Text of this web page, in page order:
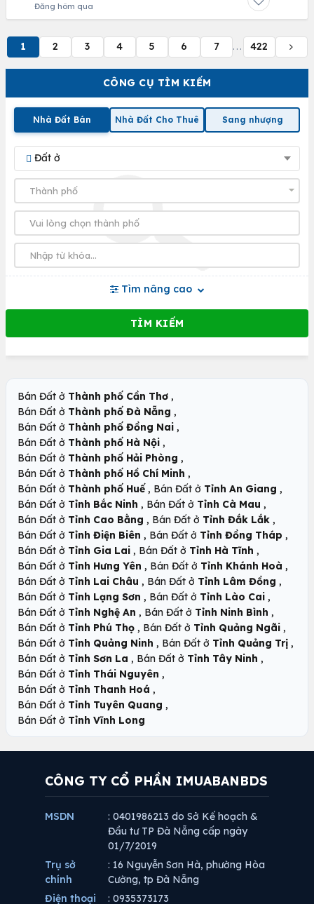
CÔNG CỤ TÌM KIẾM
Nhà Đất Bán Nhà Đất Cho Thuê Sang nhượng
Đất ở
Tìm nâng cao
Đăng hôm qua
1 2 3 4 5 6 7 ... 422
Bán Đất ở Thành phố Cần Thơ ,
Bán Đất ở Thành phố Đà Nẵng ,
Bán Đất ở Thành phố Đồng Nai ,
Bán Đất ở Thành phố Hà Nội ,
Bán Đất ở Thành phố Hải Phòng ,
Bán Đất ở Thành phố Hồ Chí Minh ,
Bán Đất ở Thành phố Huế , Bán Đất ở Tỉnh An Giang ,
Bán Đất ở Tỉnh Bắc Ninh , Bán Đất ở Tỉnh Cà Mau ,
Bán Đất ở Tỉnh Cao Bằng , Bán Đất ở Tỉnh Đắk Lắk ,
Bán Đất ở Tỉnh Điện Biên , Bán Đất ở Tỉnh Đồng Tháp ,
Bán Đất ở Tỉnh Gia Lai , Bán Đất ở Tỉnh Hà Tĩnh ,
Bán Đất ở Tỉnh Hưng Yên , Bán Đất ở Tỉnh Khánh Hoà ,
Bán Đất ở Tỉnh Lai Châu , Bán Đất ở Tỉnh Lâm Đồng ,
Bán Đất ở Tỉnh Lạng Sơn , Bán Đất ở Tỉnh Lào Cai ,
Bán Đất ở Tỉnh Nghệ An , Bán Đất ở Tỉnh Ninh Bình ,
Bán Đất ở Tỉnh Phú Thọ , Bán Đất ở Tỉnh Quảng Ngãi ,
Bán Đất ở Tỉnh Quảng Ninh , Bán Đất ở Tỉnh Quảng Trị ,
Bán Đất ở Tỉnh Sơn La , Bán Đất ở Tỉnh Tây Ninh ,
Bán Đất ở Tỉnh Thái Nguyên ,
Bán Đất ở Tỉnh Thanh Hoá ,
Bán Đất ở Tỉnh Tuyên Quang ,
Bán Đất ở Tỉnh Vĩnh Long
CÔNG TY CỔ PHẦN IMUABANBDS
MSDN
: 0401986213 do Sở Kế hoạch &
Đầu tư TP Đà Nẵng cấp ngày
01/7/2019
Trụ sở
chính
: 16 Nguyễn Sơn Hà, phường Hòa
Cường, tp Đà Nẵng
Điện thoại
: 0935373173